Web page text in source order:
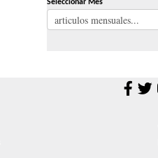
Seleccionar Mes